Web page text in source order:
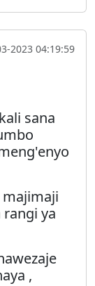
2023 04:19:59
sana
majimaji
ya
,